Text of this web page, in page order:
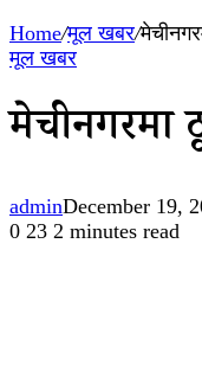
Home/मूल खबर/
मूल खबर
मेचीनगरमा
adminDecember 19,
0 23 2 minutes read